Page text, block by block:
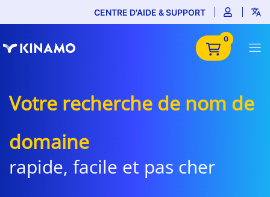
CENTRE D'AIDE & SUPPORT
0
Votre recherche de nom de
domaine
rapide, facile et pas cher